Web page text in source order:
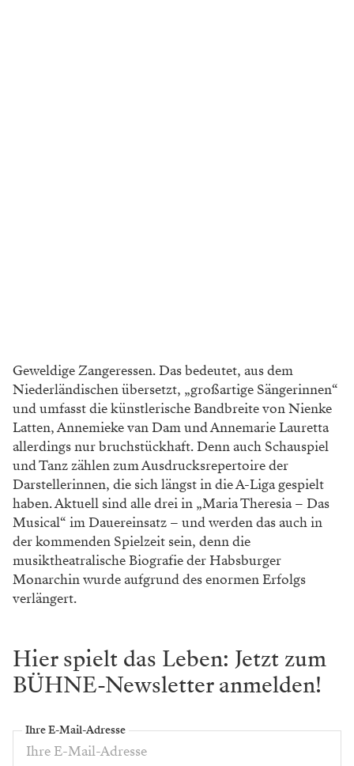
Geweldige Zangeressen. Das bedeutet, aus dem
Niederländischen übersetzt, „großartige Sängerinnen“
und umfasst die künstlerische Bandbreite von Nienke
Latten, Annemieke van Dam und Annemarie Lauretta
allerdings nur bruchstückhaft.Denn auch Schauspiel
und Tanz zählen zumAusdrucksrepertoire der
Darstellerinnen, die sich längst in die A-Liga gespielt
haben. Aktuell sind alle drei in „Maria Theresia – Das
Musical“ im Dauereinsatz – und werden das auch in
derkommenden Spielzeit sein, denn die
musiktheatralische Biografie der Habsburger
Monarchinwurde aufgrund des enormen Erfolgs
verlängert.
Hier spielt das Leben: Jetzt zum
BÜHNE-Newsletter anmelden!
Ihre E-Mail-Adresse